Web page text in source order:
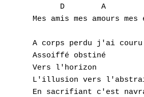
D        A
Mes amis mes amours mes
A corps perdu j'ai couru
Assoiffé obstiné
Vers l'horizon
L'illusion vers
En sacrifiant c'est
A
C